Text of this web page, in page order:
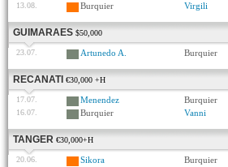
13.08. Burquier Virgili
GUIMARAES $50,000
23.07. Artunedo A. Burquier
RECANATI €30,000 +H
17.07. Menendez Burquier
16.07. Burquier Vanni
TANGER €30,000+H
20.06. Sikora Burquier